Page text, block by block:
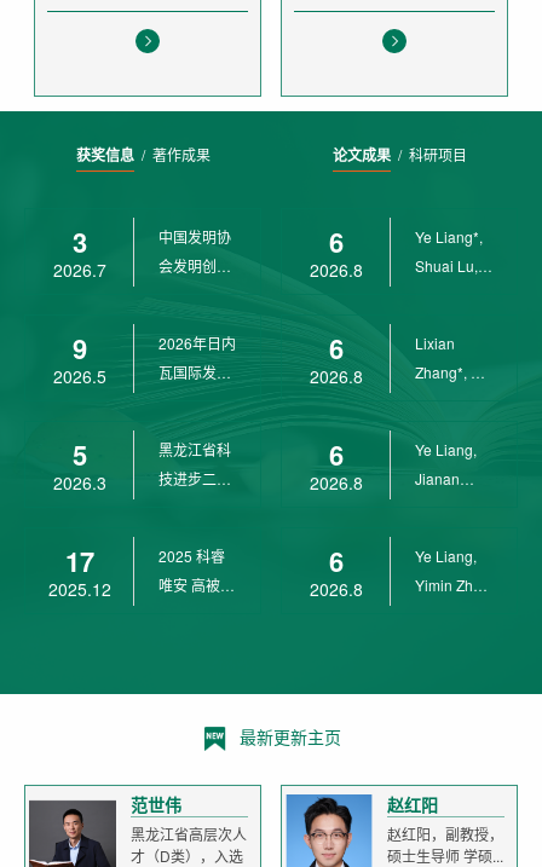
获奖信息/ 著作成果
3
2026.7
中国发明协
会发明创业
9
2026.5
2026年日内
瓦国际发明
5
2026.3
黑龙江省科
技进步二等
17
2025.12
2025 科睿
唯安 高被引
论文成果/ 科研项目
6
2026.8
Ye Liang*,
Shuai Lu,
6
2026.8
Lixian
Zhang*, Ye
6
2026.8
Ye Liang,
Jianan
6
2026.8
Ye Liang,
Yimin Zhu,
最新更新主页
范世伟
黑龙江省高层次人
才（D类），入选
赵红阳
赵红阳，副教授，
硕士生导师 学硕...